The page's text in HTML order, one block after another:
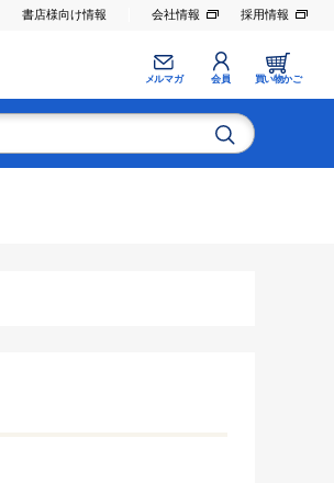
書店様向け情報 会社情報 採用情報
メルマガ 会員 買い物かご